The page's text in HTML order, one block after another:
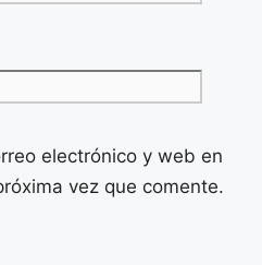
electrónico y web en
vez que comente.